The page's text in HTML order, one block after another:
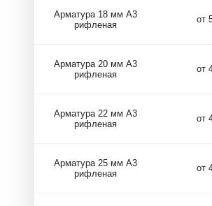
Арматура 18 мм А3
рифленая
от
Арматура 20 мм А3
рифленая
от
Арматура 22 мм А3
рифленая
от
Арматура 25 мм А3
рифленая
от